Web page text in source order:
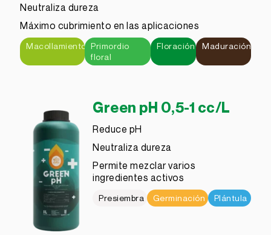
Neutraliza dureza
Máximo cubrimiento en las aplicaciones
Macollamiento Primordio
floral
Floración Maduración
Green pH 0,5-1 cc/L
Reduce pH
Neutraliza dureza
Permite mezclar varios
ingredientes activos
Presiembra Germinación Plántula